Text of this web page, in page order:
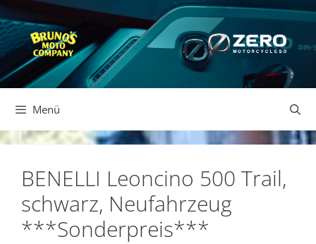
Zum
Inhalt
springen
Menü
BENELLI Leoncino 500 Trail,
schwarz, Neufahrzeug
***Sonderpreis***